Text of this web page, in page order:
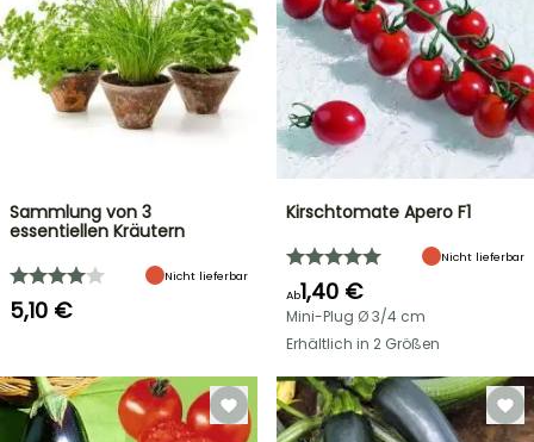
Sammlung von 3
essentiellen Kräutern
Nicht lieferbar
5,10 €
Kirschtomate Apero F1
Nicht lieferbar
Ab1,40 €
Mini-Plug Ø 3/4 cm
Erhältlich in 2 Größen